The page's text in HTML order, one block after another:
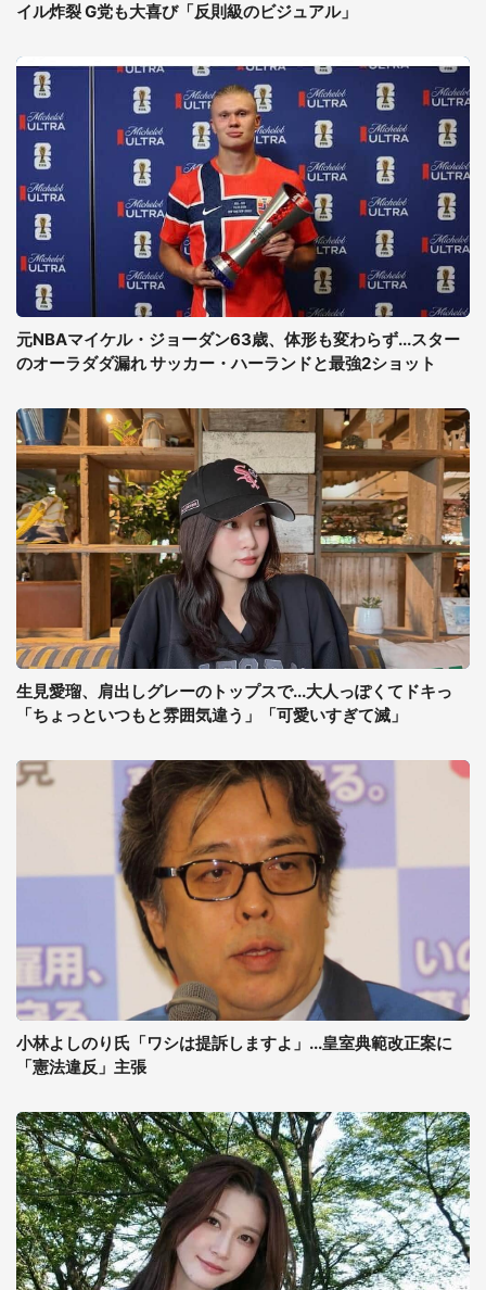
イル炸裂 G党も大喜び「反則級のビジュアル」
元NBAマイケル・ジョーダン63歳、体形も変わらず...スター
のオーラダダ漏れ サッカー・ハーランドと最強2ショット
生見愛瑠、肩出しグレーのトップスで...大人っぽくてドキっ
「ちょっといつもと雰囲気違う」「可愛いすぎて滅」
小林よしのり氏「ワシは提訴しますよ」...皇室典範改正案に
「憲法違反」主張